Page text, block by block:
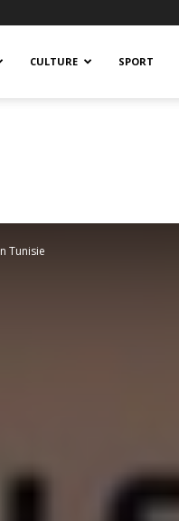
CULTURE SPORT
Tunisie